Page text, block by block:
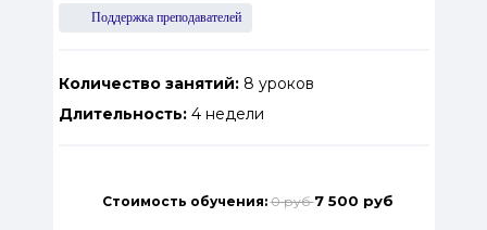
Поддержка преподавателей
Количество занятий:8 уроков
Длительность:4 недели
Стоимость обучения: 0 руб7 500 руб